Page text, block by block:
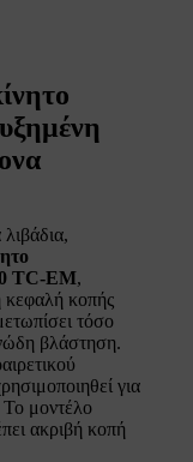
TC-EM,
κεφαλή κοπής
τόσο
βλάστηση.
για
μοντέλο
ακριβή κοπή